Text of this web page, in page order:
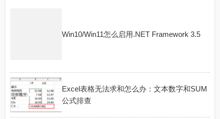
Win10/Win11怎么启用.NET Framework 3.5
Excel表格无法求和怎么办：文本数字和SUM
公式排查